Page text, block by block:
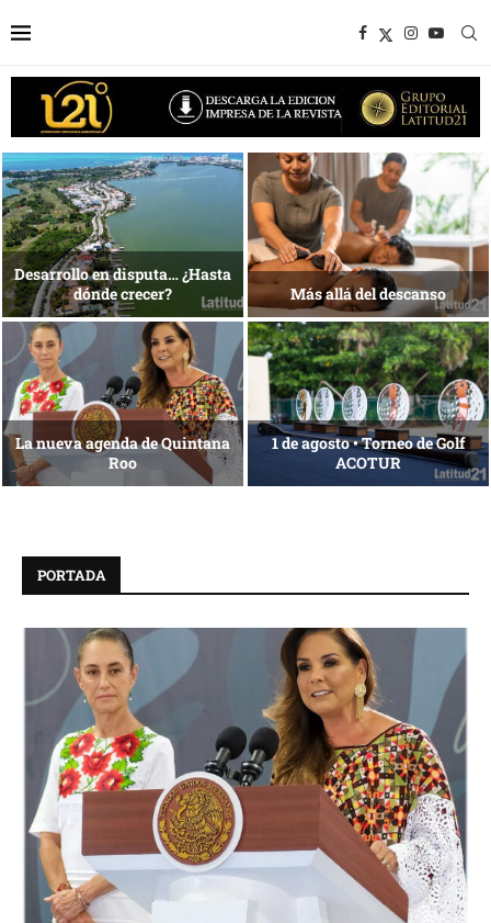
Bottega, un viaje servido a la
mesa
Energía que Impulsa la
competitividad
Reconocimiento de viajeros La esencia del servicio
PORTADA